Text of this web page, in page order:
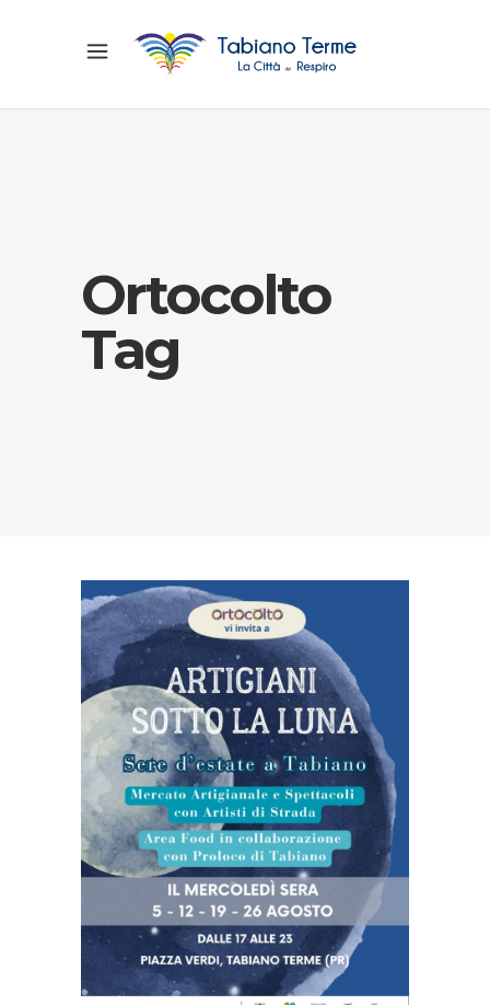
Ortocolto
Tag